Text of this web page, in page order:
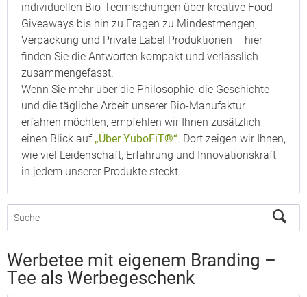
individuellen Bio-Teemischungen über kreative Food-
Giveaways bis hin zu Fragen zu Mindestmengen,
Verpackung und Private Label Produktionen – hier
finden Sie die Antworten kompakt und verlässlich
zusammengefasst.
Wenn Sie mehr über die Philosophie, die Geschichte
und die tägliche Arbeit unserer Bio-Manufaktur
erfahren möchten, empfehlen wir Ihnen zusätzlich
einen Blick auf „Über YuboFiT®“. Dort zeigen wir Ihnen,
wie viel Leidenschaft, Erfahrung und Innovationskraft
in jedem unserer Produkte steckt.
Werbetee mit eigenem Branding –
Tee als Werbegeschenk